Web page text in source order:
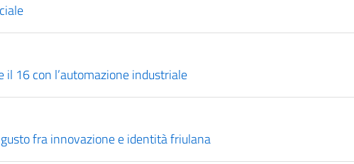
16 con l’automazione industriale
fra innovazione e identità friulana